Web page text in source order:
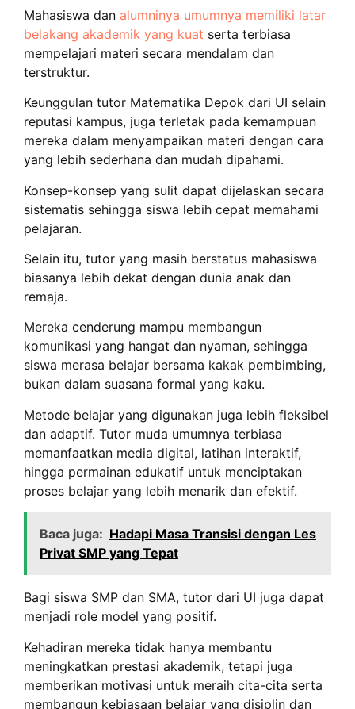
Mahasiswa dan alumninya umumnya memiliki latar
belakang akademik yang kuat serta terbiasa
mempelajari materi secara mendalam dan
terstruktur.
Keunggulan tutor Matematika Depok dari UI selain
reputasi kampus, juga terletak pada kemampuan
mereka dalam menyampaikan materi dengan cara
yang lebih sederhana dan mudah dipahami.
Konsep-konsep yang sulit dapat dijelaskan secara
sistematis sehingga siswa lebih cepat memahami
pelajaran.
Selain itu, tutor yang masih berstatus mahasiswa
biasanya lebih dekat dengan dunia anak dan
remaja.
Mereka cenderung mampu membangun
komunikasi yang hangat dan nyaman, sehingga
siswa merasa belajar bersama kakak pembimbing,
bukan dalam suasana formal yang kaku.
Metode belajar yang digunakan juga lebih fleksibel
dan adaptif. Tutor muda umumnya terbiasa
memanfaatkan media digital, latihan interaktif,
hingga permainan edukatif untuk menciptakan
proses belajar yang lebih menarik dan efektif.
Baca juga: Hadapi Masa Transisi dengan Les
Privat SMP yang Tepat
Bagi siswa SMP dan SMA, tutor dari UI juga dapat
menjadi role model yang positif.
Kehadiran mereka tidak hanya membantu
meningkatkan prestasi akademik, tetapi juga
memberikan motivasi untuk meraih cita-cita serta
membangun kebiasaan belajar yang disiplin dan